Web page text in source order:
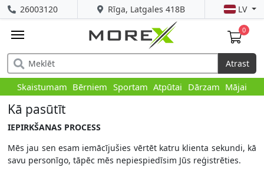
Rīga, Latgales 418B
26003120 LV
0
Atrast
Skaistumam Bērniem Sportam Atpūtai Dārzam Mājai
Kā pasūtīt
IEPIRKŠANAS PROCESS
Mēs jau sen esam iemācījušies vērtēt katru klienta sekundi, kā
savu personīgo, tāpēc mēs nepiespiedīsim Jūs reģistrēties.